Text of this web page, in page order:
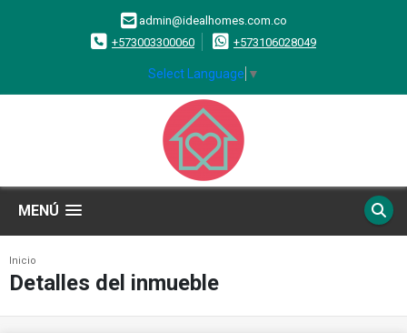
admin@idealhomes.com.co
+573003300060
+573106028049
Select Language ▼
MENÚ
Inicio
Detalles del inmueble